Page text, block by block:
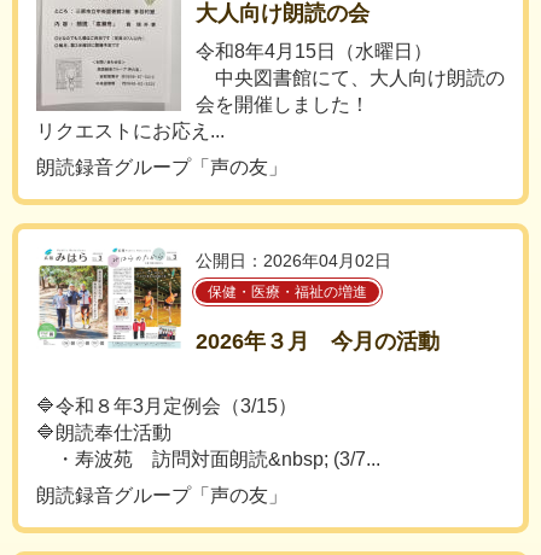
大人向け朗読の会
令和8年4月15日（水曜日）
中央図書館にて、大人向け朗読の
会を開催しました！
リクエストにお応え...
朗読録音グループ「声の友」
公開日：2026年04月02日
保健・医療・福祉の増進
2026年３月 今月の活動
🔷令和８年3月定例会（3/15）
🔷朗読奉仕活動
・寿波苑 訪問対面朗読&nbsp; (3/7...
朗読録音グループ「声の友」